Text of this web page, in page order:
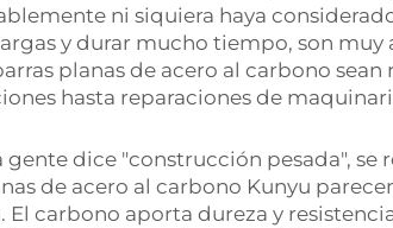
ni siquiera haya
y durar mucho tiempo, son
planas de acero al carbono
hasta reparaciones de
gente dice "construcción pesada",
de acero al carbono Kunyu
El carbono aporta dureza y